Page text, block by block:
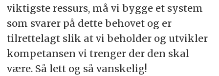
viktigste ressurs, må vi bygge et system
som svarer på dette behovet og er
tilrettelagt slik at vi beholder og utvikler
kompetansen vi trenger der den skal
være. Så lett og så vanskelig!